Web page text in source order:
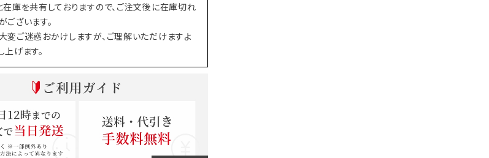
在庫を共有しておりますので、ご注文後に在庫切れ
ございます。
変ご迷惑おかけしますが、ご理解いただけますよ
げます。